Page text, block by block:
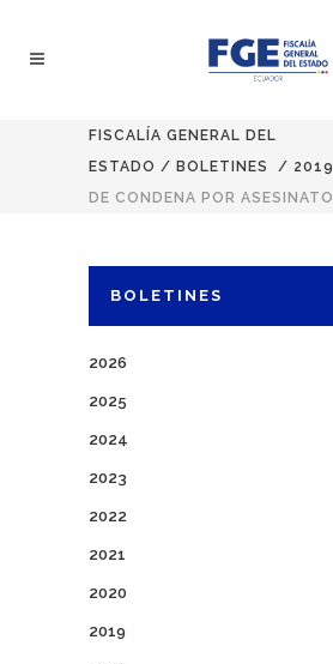
FISCALÍA GENERAL DEL
ESTADO / BOLETINES / 2019
DE CONDENA POR ASESINATO
BOLETINES
2026
2025
2024
2023
2022
2021
2020
2019